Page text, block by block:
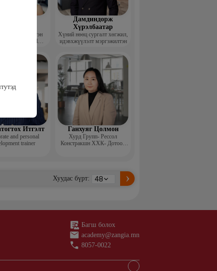
үүсгэн
Soft skill
ментор, Монголын
Дамдиндорж
Хүрэлбаатар
Хүний нөөц сургалт хөгжил,
идэвхжүүлэлт мэргэжилтэн
Итгэлт
and personal
trainer
Ганхуяг Цолмон
Хурд Групп- Рессол
Констракшн ХХК- Дотоод
Хуудас бүрт:
Багш болох
academy@zangia.mn
8057-0022